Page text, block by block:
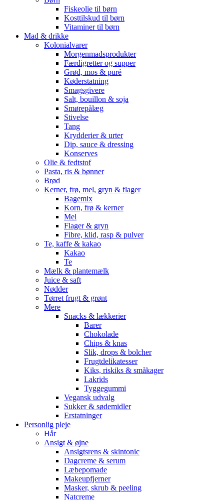
Fiskeolie til børn
Kosttilskud til børn
Vitaminer til børn
Mad & drikke
Kolonialvarer
Morgenmadsprodukter
Færdigretter og supper
Grød, mos & puré
Køderstatning
Smagsgivere
Salt, bouillon & soja
Smørepålæg
Stivelse
Tang
Krydderier & urter
Dip, sauce & dressing
Konserves
Olie & fedtstof
Pasta, ris & bønner
Brød
Kerner, frø, mel, gryn & flager
Bagemix
Korn, frø & kerner
Mel
Flager & gryn
Fibre, klid, rasp & pulver
Te, kaffe & kakao
Kakao
Te
Mælk & plantemælk
Juice & saft
Nødder
Tørret frugt & grønt
Mere
Snacks & lækkerier
Barer
Chokolade
Chips & knas
Slik, drops & bolcher
Frugtdelikatesser
Kiks, riskiks & småkager
Lakrids
Tyggegummi
Vegansk udvalg
Sukker & sødemidler
Erstatninger
Personlig pleje
Hår
Ansigt & øjne
Ansigtsrens & skintonic
Dagcreme & serum
Læbepomade
Makeupfjerner
Masker, skrub & peeling
Natcreme